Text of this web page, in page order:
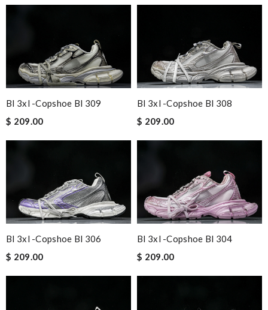
Bl 3xl -copshoe Bl 309
$ 209.00
Bl 3xl -copshoe Bl 308
$ 209.00
Bl 3xl -copshoe Bl 306
$ 209.00
Bl 3xl -copshoe Bl 304
$ 209.00